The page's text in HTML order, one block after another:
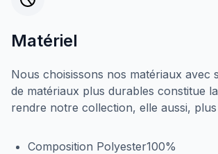
Matériel
Nous choisissons nos matériaux avec
de matériaux plus durables constitue
rendre notre collection, elle aussi,
Composition Polyester100%